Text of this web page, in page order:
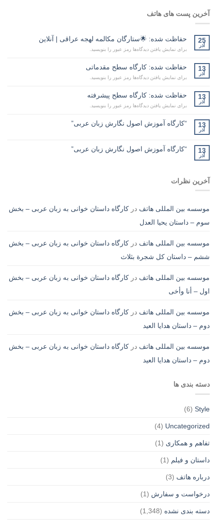
آخرین پست های هاتف
25
آذر
حفاظت شده: 🌟ستارگان مکالمه لهجه عراقی | آنلاین
برای نمایش یافتن دیدگاه‌ها رمز عبور را بنویسید.
13
آذر
حفاظت شده: کارگاه سطح مقدماتی
برای نمایش یافتن دیدگاه‌ها رمز عبور را بنویسید.
13
آذر
حفاظت شده: کارگاه سطح پیشرفته
برای نمایش یافتن دیدگاه‌ها رمز عبور را بنویسید.
13
آذر
“کارگاه آموزش اصول نگارش زبان عربی”
13
آذر
“کارگاه آموزش اصول نگارش زبان عربی”
آخرین نظرات
موسسه بین المللی هاتف در کارگاه داستان خوانی به زبان عربی – بخش
سوم – داستان یحیا العدل
موسسه بین المللی هاتف در کارگاه داستان خوانی به زبان عربی – بخش
ششم – داستان کل شجرة بثلاث
موسسه بین المللی هاتف در کارگاه داستان خوانی به زبان عربی – بخش
اول – أنا وأخی
موسسه بین المللی هاتف در کارگاه داستان خوانی به زبان عربی – بخش
دوم – داستان هدایا العید
موسسه بین المللی هاتف در کارگاه داستان خوانی به زبان عربی – بخش
دوم – داستان هدایا العید
دسته بندی ها
Style
(6)
Uncategorized
(4)
تفاهم و همکاری (1)
داستان و فیلم (1)
درباره هاتف (3)
درخواست و سفارش (1)
دسته بندی نشده (1,348)